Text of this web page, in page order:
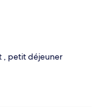
, petit déjeuner